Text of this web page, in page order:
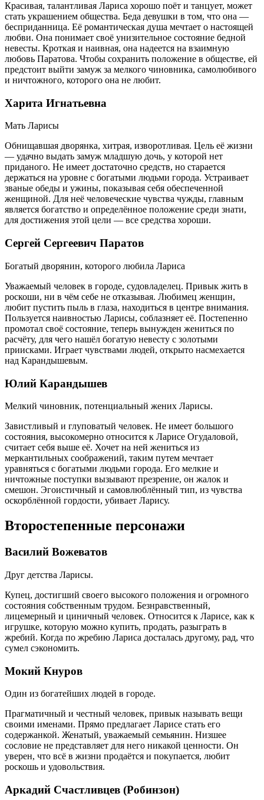
Красивая, талантливая Лариса хорошо поёт и танцует, может
стать украшением общества. Беда девушки в том, что она —
бесприданница. Её романтическая душа мечтает о настоящей
любви. Она понимает своё унизительное состояние бедной
невесты. Кроткая и наивная, она надеется на взаимную
любовь Паратова. Чтобы сохранить положение в обществе, ей
предстоит выйти замуж за мелкого чиновника, самолюбивого
и ничтожного, которого она не любит.
Харита Игнатьевна
Мать Ларисы
Обнищавшая дворянка, хитрая, изворотливая. Цель её жизни
— удачно выдать замуж младшую дочь, у которой нет
приданого. Не имеет достаточно средств, но старается
держаться на уровне с богатыми людьми города. Устраивает
званые обеды и ужины, показывая себя обеспеченной
женщиной. Для неё человеческие чувства чужды, главным
является богатство и определённое положение среди знати,
для достижения этой цели — все средства хороши.
Сергей Сергеевич Паратов
Богатый дворянин, которого любила Лариса
Уважаемый человек в городе, судовладелец. Привык жить в
роскоши, ни в чём себе не отказывая. Любимец женщин,
любит пустить пыль в глаза, находиться в центре внимания.
Пользуется наивностью Ларисы, соблазняет её. Постепенно
промотал своё состояние, теперь вынужден жениться по
расчёту, для чего нашёл богатую невесту с золотыми
приисками. Играет чувствами людей, открыто насмехается
над Карандышевым.
Юлий Карандышев
Мелкий чиновник, потенциальный жених Ларисы.
Завистливый и глуповатый человек. Не имеет большого
состояния, высокомерно относится к Ларисе Огудаловой,
считает себя выше её. Хочет на ней жениться из
меркантильных соображений, таким путем мечтает
уравняться с богатыми людьми города. Его мелкие и
ничтожные поступки вызывают презрение, он жалок и
смешон. Эгоистичный и самовлюблённый тип, из чувства
оскорблённой гордости, убивает Ларису.
Второстепенные персонажи
Василий Вожеватов
Друг детства Ларисы.
Купец, достигший своего высокого положения и огромного
состояния собственным трудом. Безнравственный,
лицемерный и циничный человек. Относится к Ларисе, как к
игрушке, которую можно купить, продать, разыграть в
жребий. Когда по жребию Лариса досталась другому, рад, что
сумел сэкономить.
Мокий Кнуров
Один из богатейших людей в городе.
Прагматичный и честный человек, привык называть вещи
своими именами. Прямо предлагает Ларисе стать его
содержанкой. Женатый, уважаемый семьянин. Низшее
сословие не представляет для него никакой ценности. Он
уверен, что всё в жизни продаётся и покупается, любит
роскошь и удовольствия.
Аркадий Счастливцев (Робинзон)